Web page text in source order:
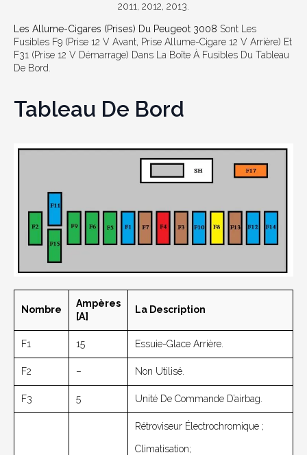
2011, 2012, 2013.
Les Allume-Cigares (prises) Du Peugeot 3008 Sont Les
Fusibles F9 (prise 12 V Avant, Prise Allume-Cigare 12 V Arrière) Et
F31 (prise 12 V Démarrage) Dans La Boîte À Fusibles Du Tableau
De Bord.
Tableau De Bord
Nombre
Ampères
[A]
La Description
F1 15 Essuie-Glace Arrière.
F2 – Non Utilisé.
F3 5 Unité De Commande D’airbag.
Rétroviseur Électrochromique ;
Climatisation;